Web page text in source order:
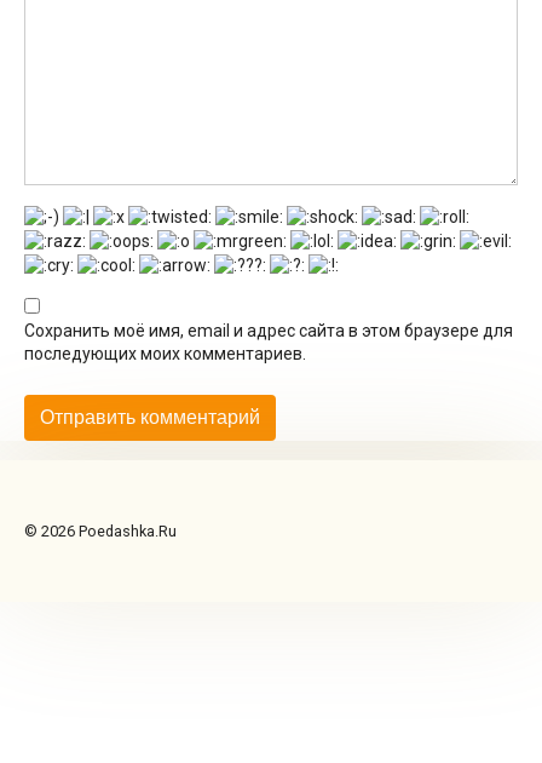
Сохранить моё имя, email и адрес сайта в этом браузере для
последующих моих комментариев.
© 2026 Poedashka.Ru